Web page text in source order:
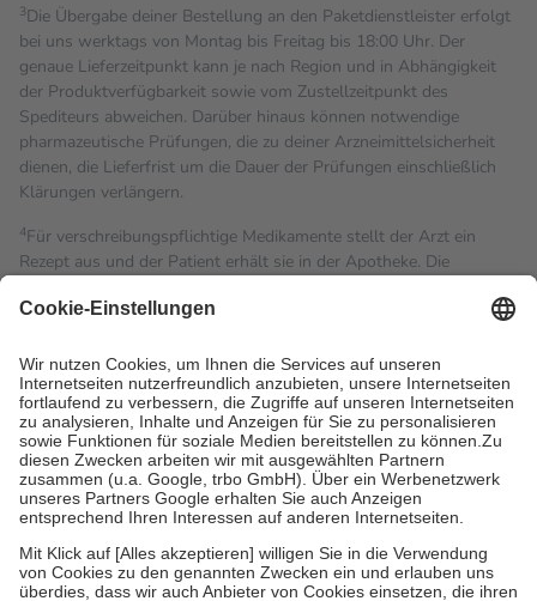
3Die Übergabe deiner Bestellung an den Paketdienstleister erfolgt
bei uns werktags von Montag bis Freitag bis 18:00 Uhr. Der
genaue Lieferzeitpunkt kann je nach Region und in Abhängigkeit
der Produktverfügbarkeit sowie vom Zustellzeitpunkt des
Spediteurs abweichen. Darüber hinaus können notwendige
pharmazeutische Prüfungen, die zu deiner Arzneimittelsicherheit
dienen, die Lieferfrist um die Dauer der Prüfungen einschließlich
Klärungen verlängern.
4Für verschreibungspflichtige Medikamente stellt der Arzt ein
Rezept aus und der Patient erhält sie in der Apotheke. Die
Kosten dafür, der Versicherte trägt einen Teil davon als Zuzahlung
Grundsätzlich leisten Mitglieder Zuzahlungen in Höhe von zehn
Prozent des Abgabepreises,mindestensjedochfünf Euround
höchstens zehn Euro.Es sind jedoch nie mehr als die
tatsächlichen Kosten der Leistung zu entrichten.
Diese Regeln gelten grundsätzlich auch für Online-Apotheken.
Bei Heilmitteln und häuslicher Krankenpflege beträgt die
Zuzahlung zehn Prozent der Kosten sowie zehn Euro je
Um das Engagement der Versicherten für ihre eigene Gesundheit
zu stärken und die besondere Stellung der Familie zu unterstützen,